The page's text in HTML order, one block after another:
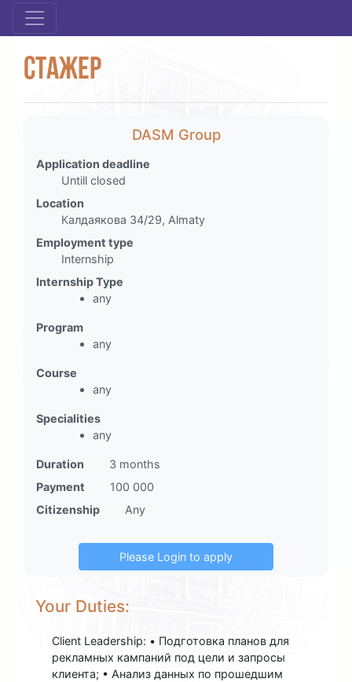
Стажер
DASM Group
Application deadline
Untill closed
Location
Калдаякова 34/29, Almaty
Employment type
Internship
Internship Type
any
Program
any
Course
any
Specialities
any
Duration
3 months
Payment
100 000
Citizenship
Any
Your Duties:
Client Leadership: • Подготовка планов для
рекламных кампаний под цели и запросы
клиента; • Анализ данных по прошедшим